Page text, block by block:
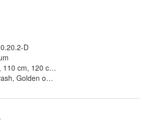
D
Golden oak, Sheffield oak, Pine
*